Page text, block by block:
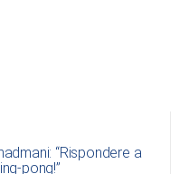
“Rispondere a
pong!”